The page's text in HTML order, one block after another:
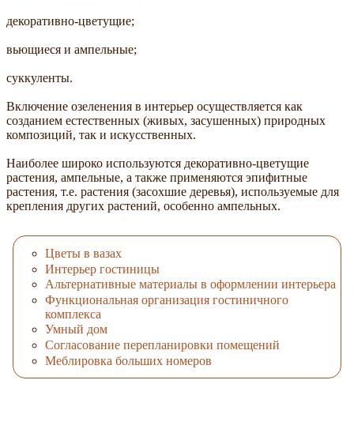
декоративно-цветущие;
вьющиеся и ампельные;
суккуленты.
Включение озеленения в интерьер осуществляется как
созданием естественных (живых, засушенных) природных
композиций, так и искусственных.
Наиболее широко используются декоративно-цветущие
растения, ампельные, а также применяются эпифитные
растения, т.е. растения (засохшие деревья), используемые для
крепления других растений, особенно ампельных.
Цветы в вазах
Интерьер гостиницы
Альтернативные материалы в оформлении интерьера
Функциональная организация гостиничного
комплекса
Умный дом
Согласование перепланировки помещений
Меблировка больших номеров